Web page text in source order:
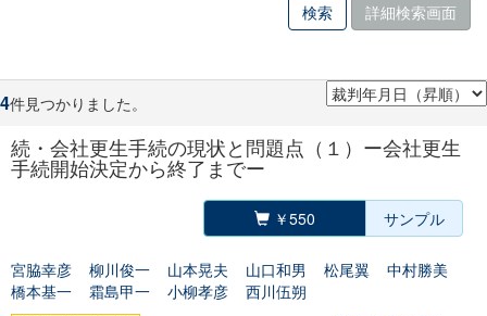
詳細検索画面
4件見つかりました。
続・会社更生手続の現状と問題点（１）ー会社更生
手続開始決定から終了までー
￥550 サンプル
宮脇幸彦 柳川俊一 山本晃夫 山口和男 松尾翼
中村勝美
橋本基一
霜島甲一 小柳孝彦 西川伍朔